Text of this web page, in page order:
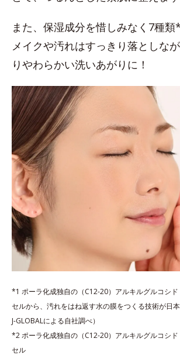
また、保湿成分を惜しみなく7種類*
メイクや汚れはすっきり落としな
りやわらかい洗いあがりに！
*1 ポーラ化成独自の（C12-20）アルキルグルコシド
セルから、汚れをはね返す水の膜をつくる技術が日
J-GLOBALによる自社調べ）
*2 ポーラ化成独自の（C12-20）アルキルグルコシド
セル